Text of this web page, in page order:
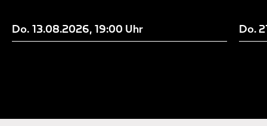
ein mehrköpfiges Veranstaltungskollektiv,
das den Verein Wohnzimmerslam e.V. in
Do. 13.08.2026, 19:00 Uhr Do.